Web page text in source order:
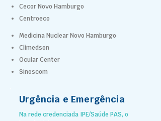
Cecor Novo Hamburgo
Centroeco
Medicina Nuclear Novo Hamburgo
Climedson
Ocular Center
Sinoscom
Urgência e Emergência
Na rede credenciada IPE/Saúde PAS, o